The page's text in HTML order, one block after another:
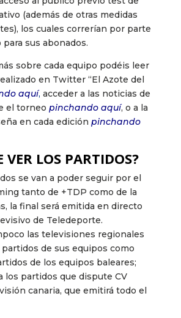
(además de otras medidas
los cuales correrían por parte
sus abonados.
sobre cada equipo podéis leer
en Twitter “El Azote del
aquí, acceder a las noticias de
el torneo pinchando aquí, o a la
en cada edición pinchando
VER LOS PARTIDOS?
se van a poder seguir por el
tanto de +TDP como de la
la final será emitida en directo
de Teledeporte.
las televisiones regionales
de sus equipos como
de los equipos baleares;
los partidos que dispute CV
canaria, que emitirá todo el